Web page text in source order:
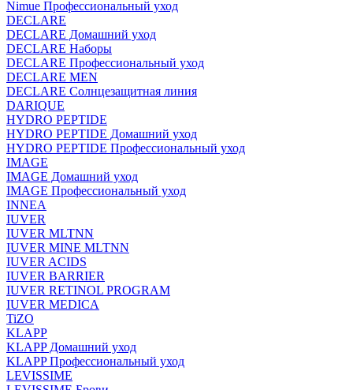
Nimue Профессиональный уход
DECLARE
DECLARE Домашний уход
DECLARE Наборы
DECLARE Профессиональный уход
DECLARE MEN
DECLARE Солнцезащитная линия
DARIQUE
HYDRO PEPTIDE
HYDRO PEPTIDE Домашний уход
HYDRO PEPTIDE Профессиональный уход
IMAGE
IMAGE Домашний уход
IMAGE Профессиональный уход
INNEA
IUVER
IUVER MLTNN
IUVER MINE MLTNN
IUVER ACIDS
IUVER BARRIER
IUVER RETINOL PROGRAM
IUVER MEDICA
TiZO
KLAPP
KLAPP Домашний уход
KLAPP Профессиональный уход
LEVISSIME